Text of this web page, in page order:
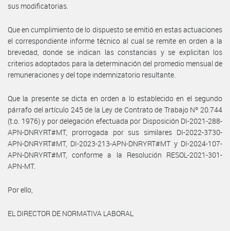
sus modificatorias.
Que en cumplimiento de lo dispuesto se emitió en estas actuaciones
el correspondiente informe técnico al cual se remite en orden a la
brevedad, donde se indican las constancias y se explicitan los
criterios adoptados para la determinación del promedio mensual de
remuneraciones y del tope indemnizatorio resultante.
Que la presente se dicta en orden a lo establecido en el segundo
párrafo del artículo 245 de la Ley de Contrato de Trabajo Nº 20.744
(t.o. 1976) y por delegación efectuada por Disposición DI-2021-288-
APN-DNRYRT#MT, prorrogada por sus similares DI-2022-3730-
APN-DNRYRT#MT, DI-2023-213-APN-DNRYRT#MT y DI-2024-107-
APN-DNRYRT#MT, conforme a la Resolución RESOL-2021-301-
APN-MT.
Por ello,
EL DIRECTOR DE NORMATIVA LABORAL